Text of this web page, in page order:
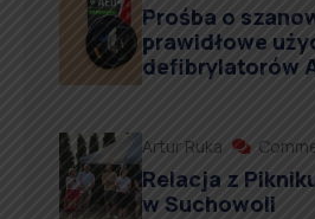
Prośba o
prawidłowe
defibrylatorów
Artur Ruka
Relacja z
w Suchowoli